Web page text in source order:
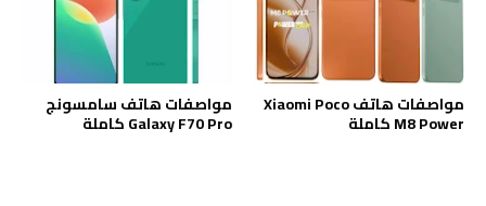
مواصفات هاتف Xiaomi Poco
M8 Power كاملة
مواصفات هاتف سامسونج
Galaxy F70 Pro كاملة